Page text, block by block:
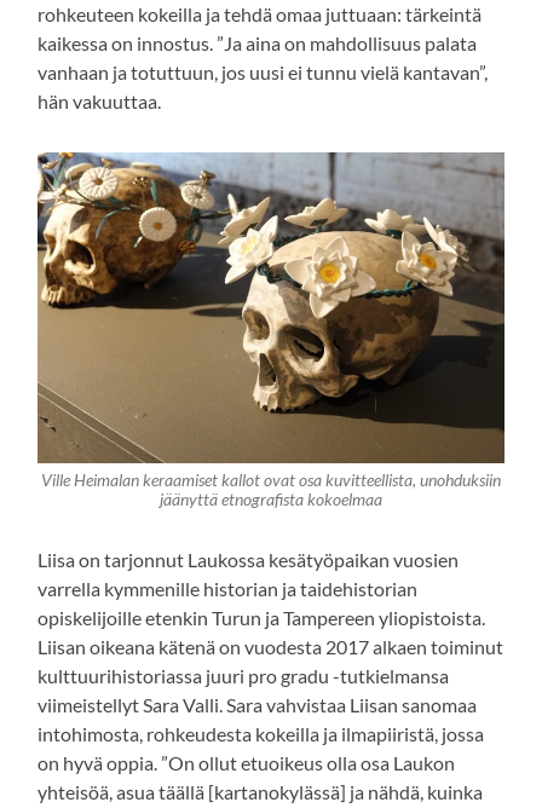
rohkeuteen kokeilla ja tehdä omaa juttuaan: tärkeintä
kaikessa on innostus. ”Ja aina on mahdollisuus palata
vanhaan ja totuttuun, jos uusi ei tunnu vielä kantavan”,
hän vakuuttaa.
Ville Heimalan keraamiset kallot ovat osa kuvitteellista, unohduksiin
jäänyttä etnografista kokoelmaa
Liisa on tarjonnut Laukossa kesätyöpaikan vuosien
varrella kymmenille historian ja taidehistorian
opiskelijoille etenkin Turun ja Tampereen yliopistoista.
Liisan oikeana kätenä on vuodesta 2017 alkaen toiminut
kulttuurihistoriassa juuri pro gradu -tutkielmansa
viimeistellyt Sara Valli. Sara vahvistaa Liisan sanomaa
intohimosta, rohkeudesta kokeilla ja ilmapiiristä, jossa
on hyvä oppia. ”On ollut etuoikeus olla osa Laukon
yhteisöä, asua täällä [kartanokylässä] ja nähdä, kuinka